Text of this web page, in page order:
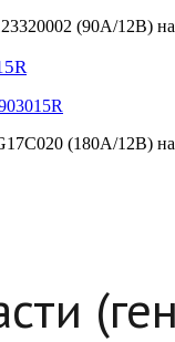
(90А/12В)
(180А/12В)